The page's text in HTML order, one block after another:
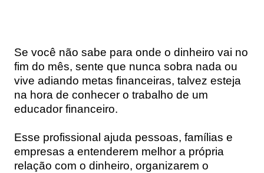
Se você não sabe para onde o dinheiro vai no
fim do mês, sente que nunca sobra nada ou
vive adiando metas financeiras, talvez esteja
na hora de conhecer o trabalho de um
educador financeiro.
Esse profissional ajuda pessoas, famílias e
empresas a entenderem melhor a própria
relação com o dinheiro, organizarem o